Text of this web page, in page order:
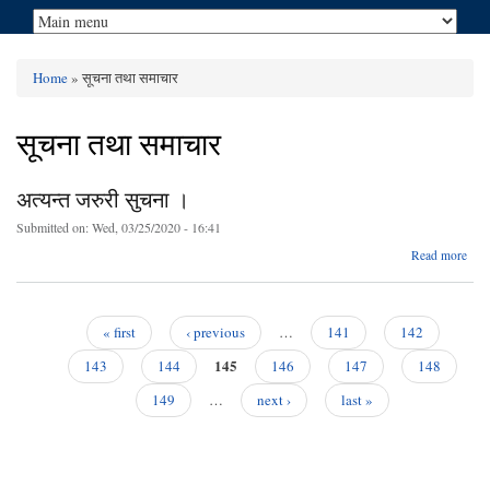
You are here
Home» सूचना तथा समाचार
सूचना तथा समाचार
अत्यन्त जरुरी सुचना ।
Submitted on:Wed, 03/25/2020 - 16:41
Read more
« first ‹ previous … 141
142
143
144 145 146 147
148
149
… next › last »